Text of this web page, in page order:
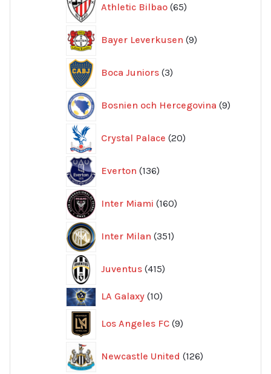
Athletic Bilbao 65
produkter
Bayer Leverkusen 9
produkter
Boca Juniors 3
produkter
Bosnien och Hercegovina 9
produkter
Crystal Palace 20
produkter
Everton 136
produkter
Inter Miami 160
produkter
Inter Milan 351
produkter
Juventus 415
produkter
LA Galaxy 1010
Los Angeles FC 9
produkter
Newcastle United 126
produkter